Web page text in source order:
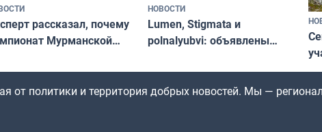
рассказал, почему
Мурманской
НОВОСТИ
Lumen, Stigmata и
polnalyubvi: объявлены
«Имандра» в 2026 года
от политики и территория добрых новостей. Мы —